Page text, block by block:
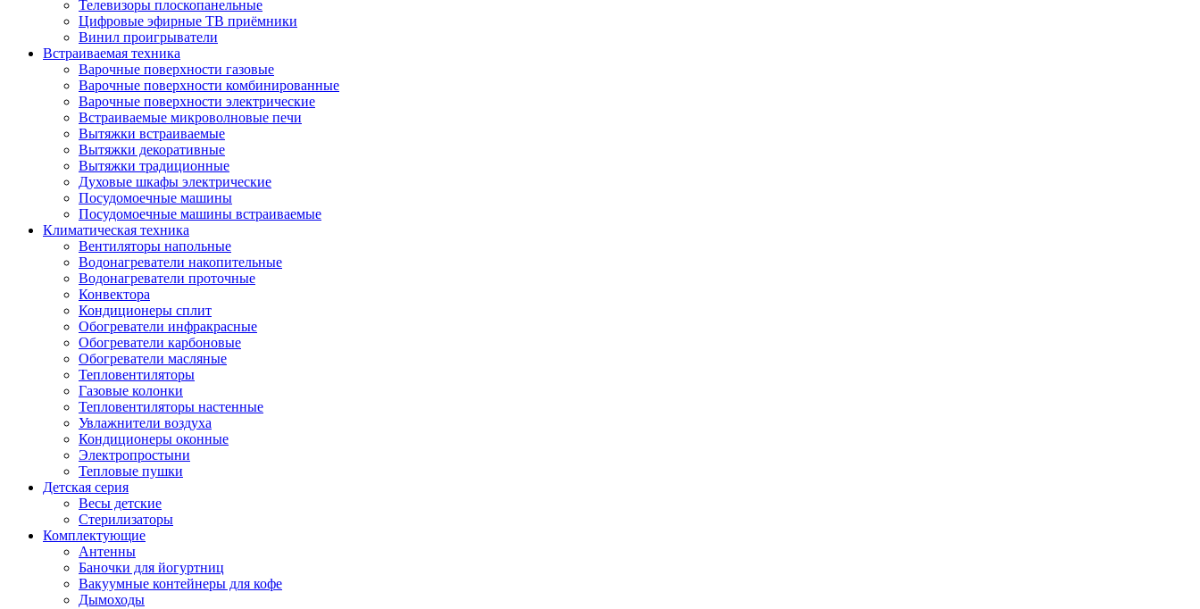
Телевизоры плоскопанельные
Цифровые эфирные ТВ приёмники
Винил проигрыватели
Встраиваемая техника
Варочные поверхности газовые
Варочные поверхности комбинированные
Варочные поверхности электрические
Встраиваемые микроволновые печи
Вытяжки встраиваемые
Вытяжки декоративные
Вытяжки традиционные
Духовые шкафы электрические
Посудомоечные машины
Посудомоечные машины встраиваемые
Климатическая техника
Вентиляторы напольные
Водонагреватели накопительные
Водонагреватели проточные
Конвектора
Кондиционеры сплит
Обогреватели инфракрасные
Обогреватели карбоновые
Обогреватели масляные
Тепловентиляторы
Газовые колонки
Тепловентиляторы настенные
Увлажнители воздуха
Кондиционеры оконные
Электропростыни
Тепловые пушки
Детская серия
Весы детские
Стерилизаторы
Комплектующие
Антенны
Баночки для йогуртниц
Вакуумные контейнеры для кофе
Дымоходы